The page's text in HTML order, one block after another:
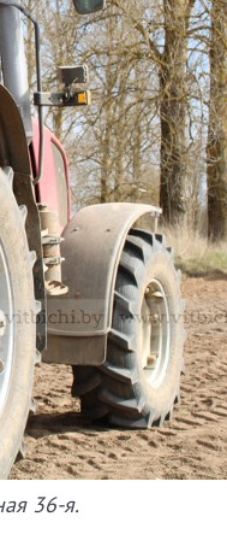
36-я.